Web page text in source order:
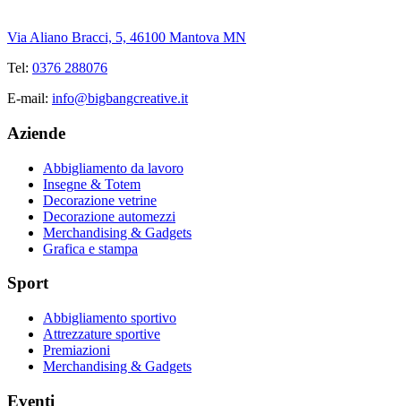
Via Aliano Bracci, 5, 46100 Mantova MN
Tel: 0376 288076
E-mail: info@bigbangcreative.it
Aziende
Abbigliamento da lavoro
Insegne & Totem
Decorazione vetrine
Decorazione automezzi
Merchandising & Gadgets
Grafica e stampa
Sport
Abbigliamento sportivo
Attrezzature sportive
Premiazioni
Merchandising & Gadgets
Eventi